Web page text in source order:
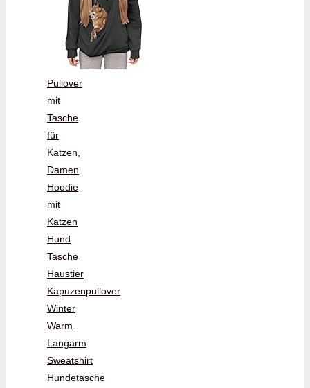
Pullover
mit
Tasche
für
Katzen,
Damen
Hoodie
mit
Katzen
Hund
Tasche
Haustier
Kapuzenpullover
Winter
Warm
Langarm
Sweatshirt
Hundetasche